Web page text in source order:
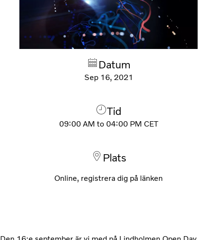
Datum
Sep 16, 2021
Tid
09:00 AM to 04:00 PM CET
Plats
Online, registrera dig på länken